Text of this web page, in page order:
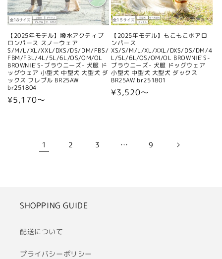
【2025年モデル】撥水アクティブ
ロンパース スノーウェア
S/M/L/XL/XXL/DXS/DS/DM/FBS/
FBM/FBL/4L/5L/6L/OS/OM/OL
BROWNIE'S-ブラウニーズ- 犬服 ド
ッグウェア 小型犬 中型犬 大型犬 ダ
ックス フレブル BR25AW
br251804
通
¥5,170〜
【2025年モデル】もこもこボアロ
ンパース
XS/S/M/L/XL/XXL/DXS/DS/DM/4
L/5L/6L/OS/OM/OL BROWNIE'S-
ブラウニーズ- 犬服 ドッグウェア
小型犬 中型犬 大型犬 ダックス
BR25AW br251801
通
¥3,520〜
1 2 3 … 9
SHOPPING GUIDE
配送について
プライバシーポリシー